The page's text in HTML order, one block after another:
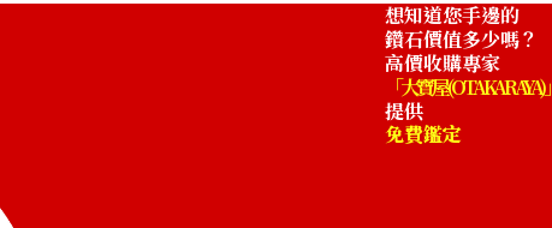
想知道您手邊的
鑽石價值多少嗎？
高價收購專家
「大寶屋 (OTAKARAYA)」
提供
免費鑑定